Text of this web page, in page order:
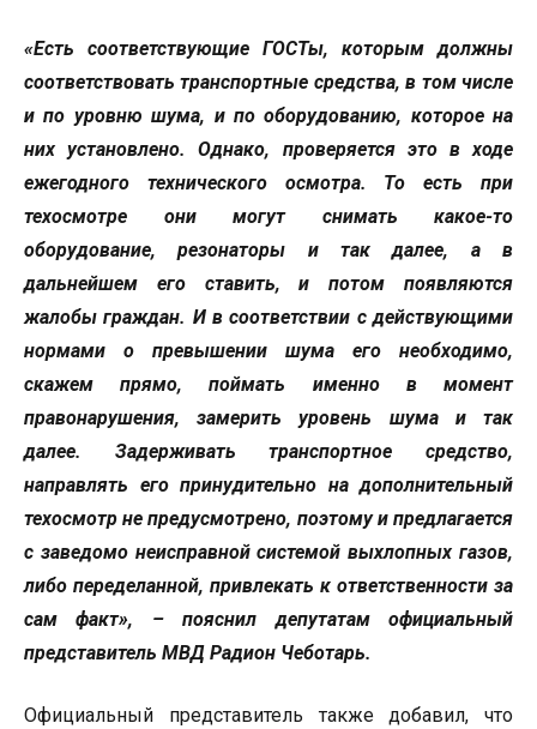
«Есть соответствующие ГОСТы, которым должны
соответствовать транспортные средства, в том числе
и по уровню шума, и по оборудованию, которое на
них установлено. Однако, проверяется это в ходе
ежегодного технического осмотра. То есть при
техосмотре они могут снимать какое-то
оборудование, резонаторы и так далее, а в
дальнейшем его ставить, и потом появляются
жалобы граждан. И в соответствии с действующими
нормами о превышении шума его необходимо,
скажем прямо, поймать именно в момент
правонарушения, замерить уровень шума и так
далее. Задерживать транспортное средство,
направлять его принудительно на дополнительный
техосмотр не предусмотрено, поэтому и предлагается
с заведомо неисправной системой выхлопных газов,
либо переделанной, привлекать к ответственности за
сам факт», – пояснил депутатам официальный
представитель МВД Радион Чеботарь.
Официальный представитель также добавил, что